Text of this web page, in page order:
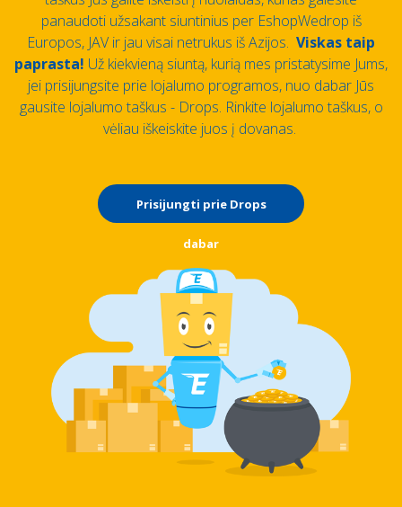
panaudoti užsakant siuntinius per EshopWedrop iš
Europos, JAV ir jau visai netrukus iš Azijos. Viskas taip
paprasta! Už kiekvieną siuntą, kurią mes pristatysime Jums,
jei prisijungsite prie lojalumo programos, nuo dabar Jūs
gausite lojalumo taškus - Drops. Rinkite lojalumo taškus, o
vėliau iškeiskite juos į dovanas.
Prisijungti prie Drops
dabar